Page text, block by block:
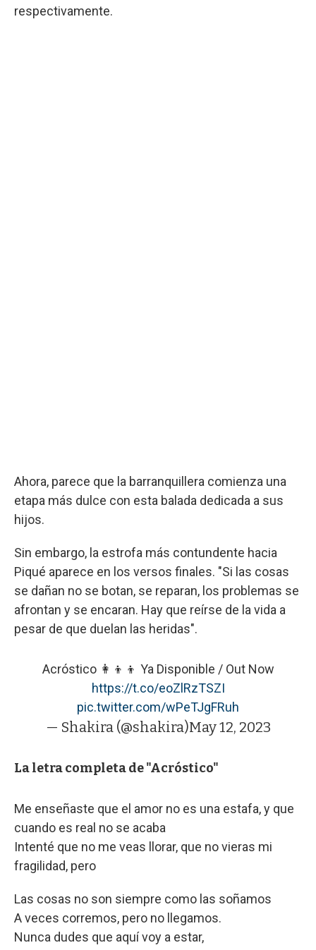
respectivamente.
Ahora, parece que la barranquillera comienza una
etapa más dulce con esta balada dedicada a sus
hijos.
Sin embargo, la estrofa más contundente hacia
Piqué aparece en los versos finales. "Si las cosas
se dañan no se botan, se reparan, los problemas se
afrontan y se encaran. Hay que reírse de la vida a
pesar de que duelan las heridas".
Acróstico 👩‍👦‍👦 Ya Disponible / Out Now
https://t.co/eoZlRzTSZI
pic.twitter.com/wPeTJgFRuh
— Shakira (@shakira)May 12, 2023
La letra completa de "Acróstico"
Me enseñaste que el amor no es una estafa, y que
cuando es real no se acaba
Intenté que no me veas llorar, que no vieras mi
fragilidad, pero
Las cosas no son siempre como las soñamos
A veces corremos, pero no llegamos.
Nunca dudes que aquí voy a estar,